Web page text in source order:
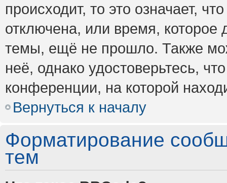
происходит, то это означает,
отключена, или время, которое
темы, ещё не прошло. Также
неё, однако удостоверьтесь,
конференции, на которой
Вернуться к началу
Форматирование
тем